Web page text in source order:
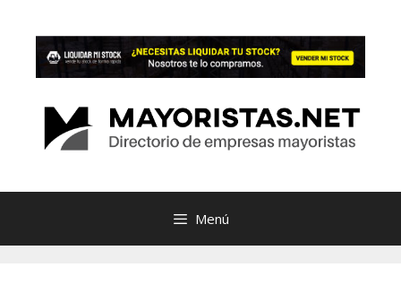
contenido
Menú